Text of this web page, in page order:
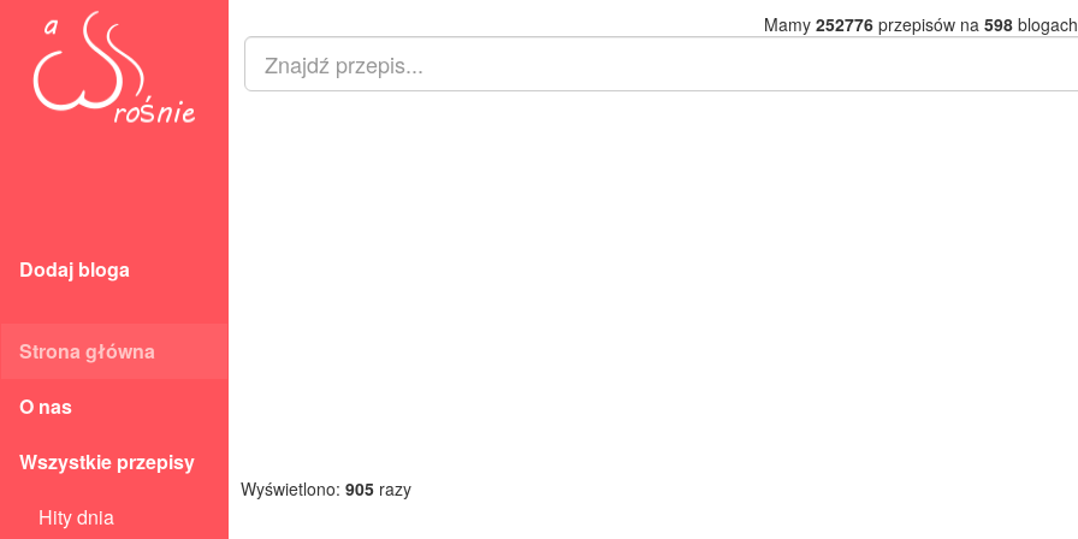
Dodaj bloga
Strona główna
O nas
Wszystkie przepisy
Hity dnia
Mamy 252776przepisów na 598
Wyświetlono: 905 razy